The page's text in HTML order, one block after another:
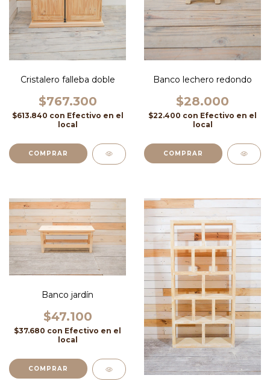
Cristalero falleba doble
$767.300
$613.840 con Efectivo en el
local
COMPRAR
Banco lechero redondo
$28.000
$22.400 con Efectivo en el
local
Banco jardín
$47.100
$37.680 con Efectivo en el
local
COMPRAR